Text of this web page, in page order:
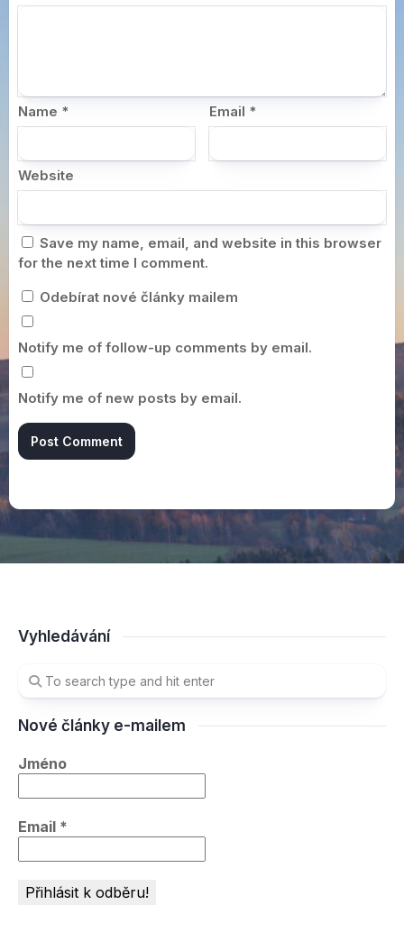
Name * Email *
Website
Save my name, email, and website in this browser
for the next time I comment.
Odebírat nové články mailem
Notify me of follow-up comments by email.
Notify me of new posts by email.
Vyhledávání
Nové články e-mailem
Jméno
Email *